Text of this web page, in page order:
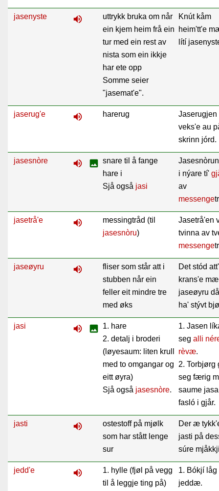
jasenyste volume_up
uttrykk bruka om når
ein kjem heim frå ein
tur med ein rest av
nista som ein ikkje
har ete opp
Somme seier
"jasemat'e".
Knút kåm
heim'tt'e
lítí
jaserug'e volume_up harerug
Jaserugjen
veks'e au
skrinn jórd.
jasesnòre volume_up image snare til å fange
hare i
Sjå også jasi
i nýare tí'
av
messenge
jasetrå'e volume_up
messingtråd (til
jasesnòru)
Jasetrå'en
tvinna av
messenge
jaseøyru volume_up
fliser som står att i
stubben når ein
feller eit mindre tre
med øks
Det stód
krans'e mæ
jaseøyru
ha' stývt
jasi volume_up image 1. hare
2. detalj i broderi
(løyesaum: liten krull
med to omgangar og
eitt øyra)
Sjå også jasesnòre.
1. Jasen
seg alli
rèvæ.
2. Torbjørg
seg færig
saume
fasló i gjår.
jasti volume_up
ostestoff på mjølk
som har stått lenge
sur
Der æ
jasti på
súre
jedd'e volume_up
1. hylle (fjøl på vegg
til å leggje ting på)
1. Bókjí låg
jeddæ.